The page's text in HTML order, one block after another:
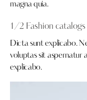
magna quia.
1/2 Fashion catalogs
Dicta sunt explicabo.
voluptas sit aspernatur
explicabo.